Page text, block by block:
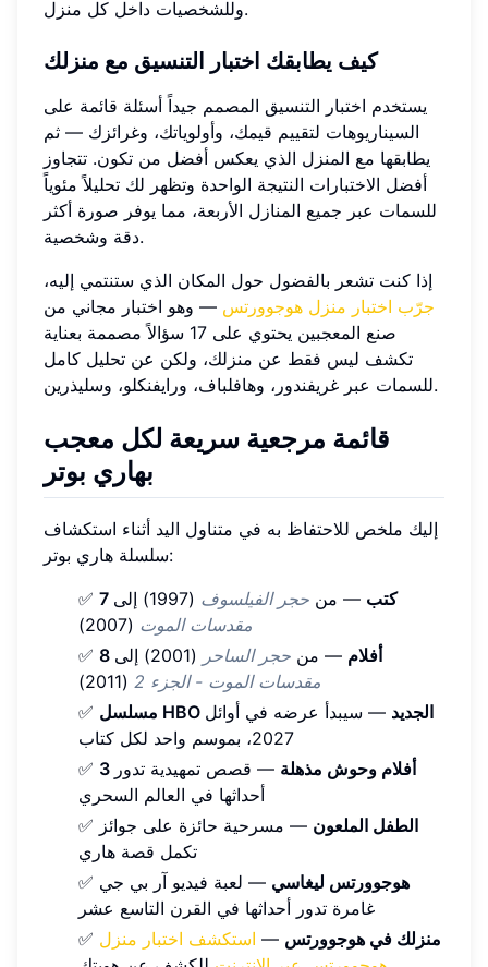
وللشخصيات داخل كل منزل.
كيف يطابقك اختبار التنسيق مع منزلك
يستخدم اختبار التنسيق المصمم جيداً أسئلة قائمة على
السيناريوهات لتقييم قيمك، وأولوياتك، وغرائزك — ثم
يطابقها مع المنزل الذي يعكس أفضل من تكون. تتجاوز
أفضل الاختبارات النتيجة الواحدة وتظهر لك تحليلاً مئوياً
للسمات عبر جميع المنازل الأربعة، مما يوفر صورة أكثر
دقة وشخصية.
إذا كنت تشعر بالفضول حول المكان الذي ستنتمي إليه،
جرّب اختبار منزل هوجوورتس — وهو اختبار مجاني من
صنع المعجبين يحتوي على 17 سؤالاً مصممة بعناية
تكشف ليس فقط عن منزلك، ولكن عن تحليل كامل
للسمات عبر غريفندور، وهافلباف، ورايفنكلو، وسليذرين.
قائمة مرجعية سريعة لكل معجب
بهاري بوتر
إليك ملخص للاحتفاظ به في متناول اليد أثناء استكشاف
سلسلة هاري بوتر:
✅
7 كتب — من حجر الفيلسوف (1997) إلى
مقدسات الموت (2007)
✅
8 أفلام — من حجر الساحر (2001) إلى
مقدسات الموت - الجزء 2
(2011)
✅
مسلسل HBO الجديد — سيبدأ عرضه في أوائل
2027، بموسم واحد لكل كتاب
✅
3 أفلام وحوش مذهلة — قصص تمهيدية تدور
أحداثها في العالم السحري
✅
الطفل الملعون — مسرحية حائزة على جوائز
تكمل قصة هاري
✅
هوجوورتس ليغاسي — لعبة فيديو آر بي جي
غامرة تدور أحداثها في القرن التاسع عشر
✅
منزلك في هوجوورتس — استكشف اختبار منزل